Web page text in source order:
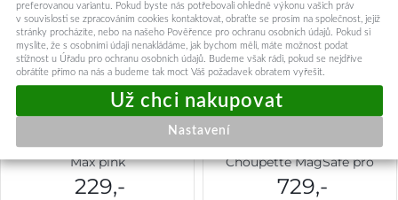
Zadní kryt Magsafe Slim
Silicone pro iPhone 16 Pro
Max pink
229,-
Zadní kryt Karl Lagerfeld
Ringstand Karl and
Choupette MagSafe pro
iPhone 16 Pro Max White
729,-
preferovanou variantu. Pokud byste nás potřebovali ohledně výkonu vašich práv
v souvislosti se zpracováním cookies kontaktovat, obraťte se prosím na společnost, jejíž
stránky procházíte, nebo na našeho Pověřence pro ochranu osobních údajů. Pokud si
myslíte, že s osobními údaji nenakládáme, jak bychom měli, máte možnost podat
stížnost u Úřadu pro ochranu osobních údajů. Budeme však rádi, pokud se nejdříve
obrátíte přímo na nás a budeme tak moct Váš požadavek obratem vyřešit.
Nastavení